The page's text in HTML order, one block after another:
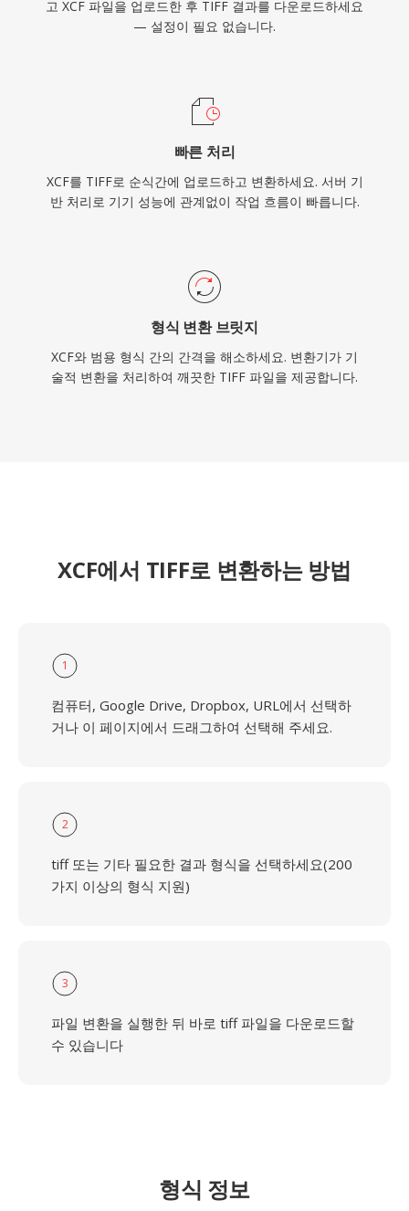
고 XCF 파일을 업로드한 후 TIFF 결과를 다운로드하세요
— 설정이 필요 없습니다.
빠른 처리
XCF를 TIFF로 순식간에 업로드하고 변환하세요. 서버 기
반 처리로 기기 성능에 관계없이 작업 흐름이 빠릅니다.
형식 변환 브릿지
XCF와 범용 형식 간의 간격을 해소하세요. 변환기가 기
술적 변환을 처리하여 깨끗한 TIFF 파일을 제공합니다.
XCF에서 TIFF로 변환하는 방법
1
컴퓨터, Google Drive, Dropbox, URL에서 선택하
거나 이 페이지에서 드래그하여 선택해 주세요.
2
tiff 또는 기타 필요한 결과 형식을 선택하세요(200
가지 이상의 형식 지원)
3
파일 변환을 실행한 뒤 바로 tiff 파일을 다운로드할
수 있습니다
형식 정보